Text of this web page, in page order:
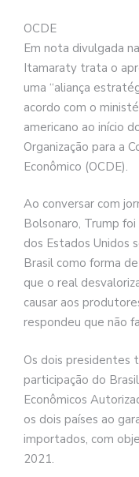
OCDE
Em nota divulgada
Itamaraty trata o
uma “aliança
acordo com o
americano ao início
Organização para a
Econômico (OCDE).
Ao conversar com
Bolsonaro, Trump
dos Estados Unidos
Brasil como forma
que o real
causar aos
respondeu que não
Os dois presidentes
participação do
Econômicos
os dois países ao
importados, com
2021.